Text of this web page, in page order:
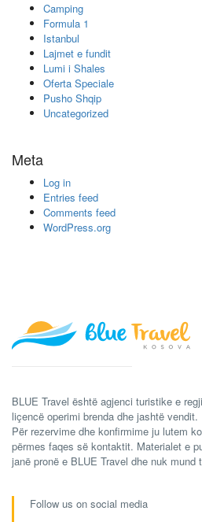
Camping
Formula 1
Istanbul
Lajmet e fundit
Lumi i Shales
Oferta Speciale
Pusho Shqip
Uncategorized
Meta
Log in
Entries feed
Comments feed
WordPress.org
BLUE Travel është agjenci turistike e
liçencë operimi brenda dhe jashtë vendit.
Për rezervime dhe konfirmime ju lutem
përmes faqes së kontaktit. Materialet e
janë pronë e BLUE Travel dhe nuk mund
Follow us on social media